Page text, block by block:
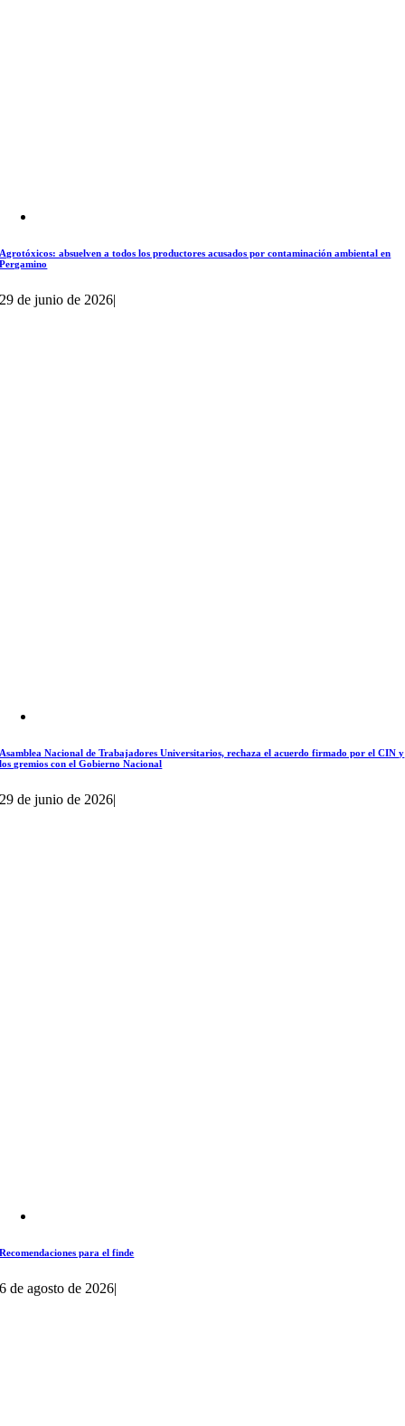
Agrotóxicos: absuelven a todos los productores acusados por contaminación ambiental en
Pergamino
29 de junio de 2026|
Asamblea Nacional de Trabajadores Universitarios, rechaza el acuerdo firmado por el CIN y
los gremios con el Gobierno Nacional
29 de junio de 2026|
Recomendaciones para el finde
6 de agosto de 2026|